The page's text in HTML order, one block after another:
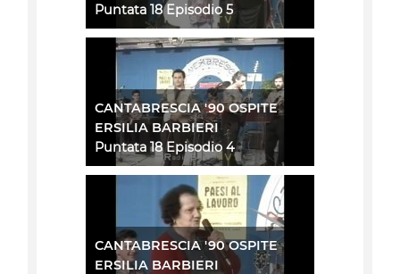
Puntata 18 Episodio 5
CANTABRESCIA '90 OSPITE
ERSILIA BARBIERI
Puntata 18 Episodio 4
CANTABRESCIA '90 OSPITE
ERSILIA BARBIERI